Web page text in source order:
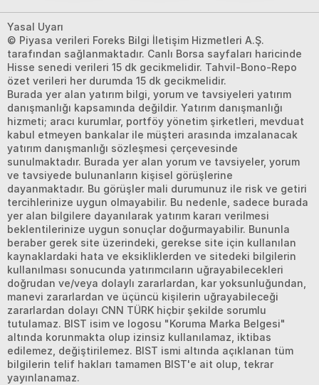
Yasal Uyarı
© Piyasa verileri Foreks Bilgi İletişim Hizmetleri A.Ş.
tarafından sağlanmaktadır. Canlı Borsa sayfaları haricinde
Hisse senedi verileri 15 dk gecikmelidir. Tahvil-Bono-Repo
özet verileri her durumda 15 dk gecikmelidir.
Burada yer alan yatırım bilgi, yorum ve tavsiyeleri yatırım
danışmanlığı kapsamında değildir. Yatırım danışmanlığı
hizmeti; aracı kurumlar, portföy yönetim şirketleri, mevduat
kabul etmeyen bankalar ile müşteri arasında imzalanacak
yatırım danışmanlığı sözleşmesi çerçevesinde
sunulmaktadır. Burada yer alan yorum ve tavsiyeler, yorum
ve tavsiyede bulunanların kişisel görüşlerine
dayanmaktadır. Bu görüşler mali durumunuz ile risk ve getiri
tercihlerinize uygun olmayabilir. Bu nedenle, sadece burada
yer alan bilgilere dayanılarak yatırım kararı verilmesi
beklentilerinize uygun sonuçlar doğurmayabilir. Bununla
beraber gerek site üzerindeki, gerekse site için kullanılan
kaynaklardaki hata ve eksikliklerden ve sitedeki bilgilerin
kullanılması sonucunda yatırımcıların uğrayabilecekleri
doğrudan ve/veya dolaylı zararlardan, kar yoksunluğundan,
manevi zararlardan ve üçüncü kişilerin uğrayabileceği
zararlardan dolayı CNN TÜRK hiçbir şekilde sorumlu
tutulamaz. BIST isim ve logosu "Koruma Marka Belgesi"
altında korunmakta olup izinsiz kullanılamaz, iktibas
edilemez, değiştirilemez. BIST ismi altında açıklanan tüm
bilgilerin telif hakları tamamen BIST'e ait olup, tekrar
yayınlanamaz.